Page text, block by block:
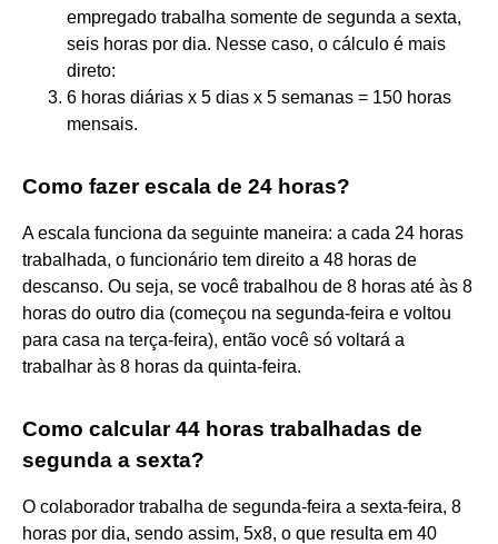
empregado trabalha somente de segunda a sexta,
seis horas por dia. Nesse caso, o cálculo é mais
direto:
6 horas diárias x 5 dias x 5 semanas = 150 horas
mensais.
Como fazer escala de 24 horas?
A escala funciona da seguinte maneira: a cada 24 horas
trabalhada, o funcionário tem direito a 48 horas de
descanso. Ou seja, se você trabalhou de 8 horas até às 8
horas do outro dia (começou na segunda-feira e voltou
para casa na terça-feira), então você só voltará a
trabalhar às 8 horas da quinta-feira.
Como calcular 44 horas trabalhadas de
segunda a sexta?
O colaborador trabalha de segunda-feira a sexta-feira, 8
horas por dia, sendo assim, 5x8, o que resulta em 40